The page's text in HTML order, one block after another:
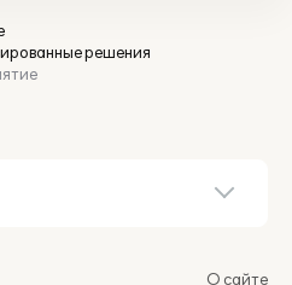
решения
О сайте